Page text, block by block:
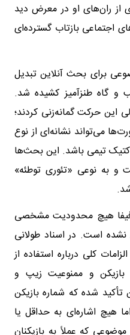
ران‌های او در معرض دید
اجتماعی بازتاب گسترده‌ای
برای بحث آنلاین تبدیل
گاه طنزآمیز کشیده شد.
این حرکت گمانه‌زنی کردند؛
می‌تواند نشانه‌ای از نوع
تیمی باشد. این بحث‌ها
و به نوعی «تئوری توطئه»
فیفا هیچ محدودیت مشخصی
است. در اسناد طولانی
کلی درباره استفاده از
و ممنوعیت زیپ و
شده که شماره بازیکن
هیچ اشاره‌ای به حداقل یا
که عملاً به بازیکنان